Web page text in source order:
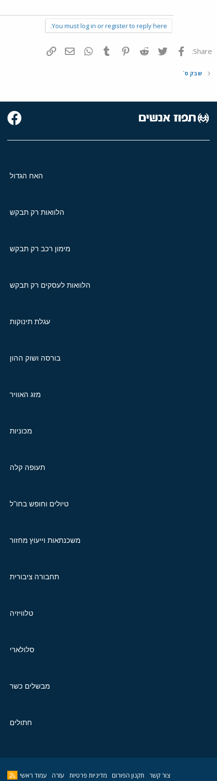
You must log in or register to reply here.
Share: פייסבוק Twitter
Reddit
Pinterest
Tumblr
WhatsAppדואר אלקטרוני
שבק ס`
האח הגדול
הלוואות רק תבקש
מימון רכב רק תבקש
הלוואות לעסקים רק תבקש
עגלת תינוקות
בורסה ושוק ההון
מזג האוויר
מכוניות
תעופה קלה
טיולים וחופש בחו"ל
משכנתאות וייעוץ מחזור
תחבורה ציבורית
טלוויזיה
סלולארי
מבשלים כשר
חתולים
צור קשר תקנון הפורום מדיניות פרטיות עזרה עמוד ראשי